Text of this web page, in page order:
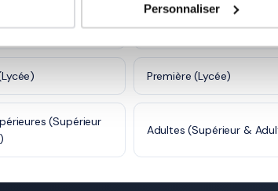
Personnaliser
4ème (Collège)
Première (Lycée)
(Supérieur
Adultes (Supérieur &